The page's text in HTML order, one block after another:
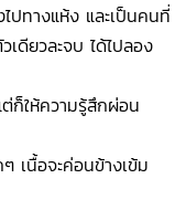
ปทางแห้ง และเป็นคนที่
เดียวละจบ ได้ไปลอง
ก็ให้ความรู้สึกผ่อน
เนื้อจะค่อนข้างเข้ม